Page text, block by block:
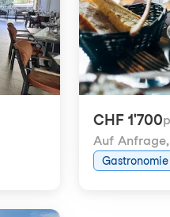
CHF 1'700
Auf Anfrage,
Gastronomie